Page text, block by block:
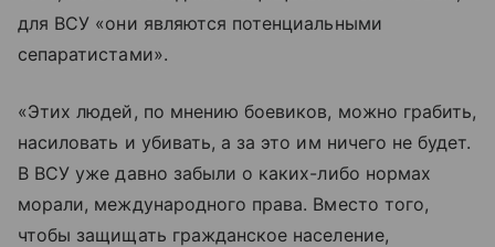
для ВСУ «они являются потенциальными
сепаратистами».
«Этих людей, по мнению боевиков, можно грабить,
насиловать и убивать, а за это им ничего не будет.
В ВСУ уже давно забыли о каких-либо нормах
морали, международного права. Вместо того,
чтобы защищать гражданское население,